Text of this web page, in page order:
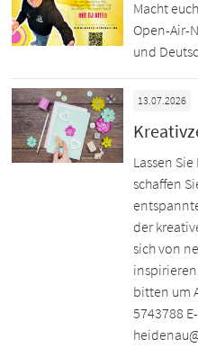
Macht
Open-Air-
und
13.07.2026
Lassen
schaffen
der
sich von
bitten um
5743788